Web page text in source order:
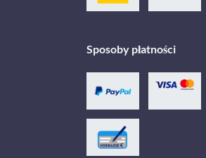
Sposoby płatności